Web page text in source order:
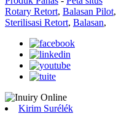
Rotary Retort, Balasan Pilot,
Sterilisasi Retort, Balasan,
Kirim Surélék